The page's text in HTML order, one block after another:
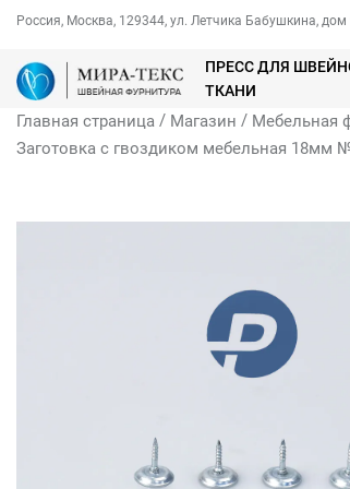
Россия, Москва, 129344, ул. Летчика Бабушкина, дом
ПРЕСС ДЛЯ
ТКАНИ
Главная страница / Магазин / Мебельная
Заготовка с гвоздиком мебельная 18мм